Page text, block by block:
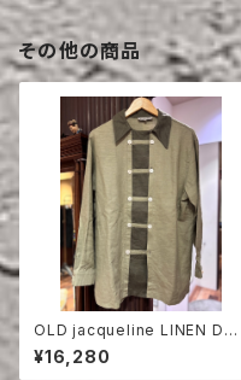
その他の商品
OLD jacqueline LINEN DO
UBLE BREASTED SHIRT
¥16,280